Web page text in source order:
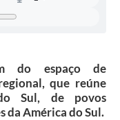
do espaço de
que reúne
Sul, de povos
da América do Sul.